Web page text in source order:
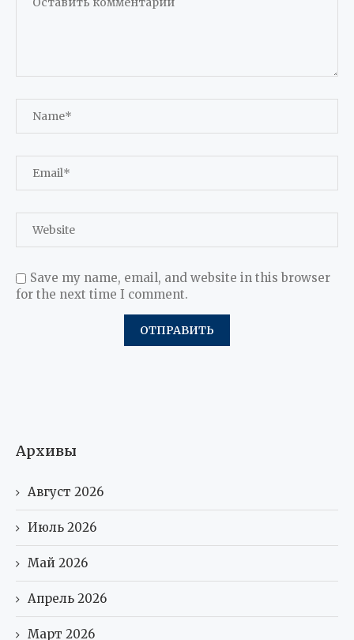
Save my name, email, and website in this browser
for the next time I comment.
Архивы
Август 2026
Июль 2026
Май 2026
Апрель 2026
Март 2026